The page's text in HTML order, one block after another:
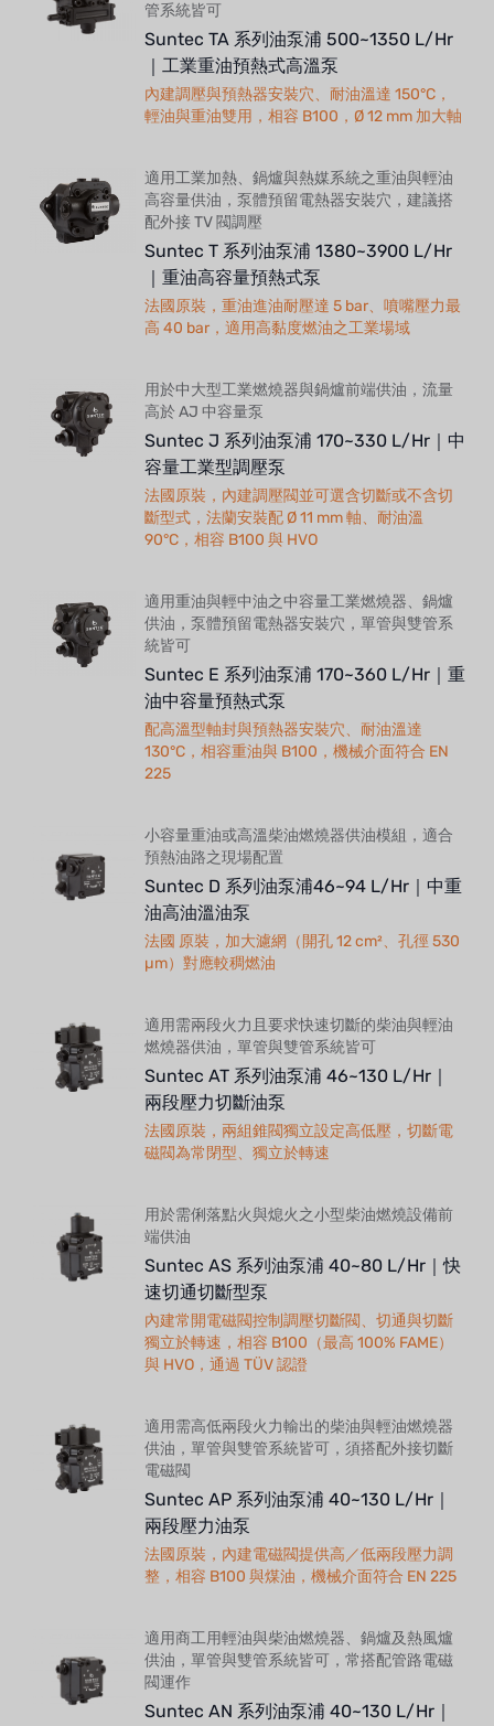
管系統皆可
Suntec TA 系列油泵浦 500~1350 L/Hr
｜工業重油預熱式高溫泵
內建調壓與預熱器安裝穴、耐油溫達 150°C，
輕油與重油雙用，相容 B100，Ø 12 mm 加大軸
適用工業加熱、鍋爐與熱媒系統之重油與輕油
高容量供油，泵體預留電熱器安裝穴，建議搭
配外接 TV 閥調壓
Suntec T 系列油泵浦 1380~3900 L/Hr
｜重油高容量預熱式泵
法國原裝，重油進油耐壓達 5 bar、噴嘴壓力最
高 40 bar，適用高黏度燃油之工業場域
用於中大型工業燃燒器與鍋爐前端供油，流量
高於 AJ 中容量泵
Suntec J 系列油泵浦 170~330 L/Hr｜中
容量工業型調壓泵
法國原裝，內建調壓閥並可選含切斷或不含切
斷型式，法蘭安裝配 Ø 11 mm 軸、耐油溫
90°C，相容 B100 與 HVO
適用重油與輕中油之中容量工業燃燒器、鍋爐
供油，泵體預留電熱器安裝穴，單管與雙管系
統皆可
Suntec E 系列油泵浦 170~360 L/Hr｜重
油中容量預熱式泵
配高溫型軸封與預熱器安裝穴、耐油溫達
130°C，相容重油與 B100，機械介面符合 EN
225
小容量重油或高溫柴油燃燒器供油模組，適合
預熱油路之現場配置
Suntec D 系列油泵浦46~94 L/Hr｜中重
油高油溫油泵
法國 原裝，加大濾網（開孔 12 cm²、孔徑 530
µm）對應較稠燃油
適用需兩段火力且要求快速切斷的柴油與輕油
燃燒器供油，單管與雙管系統皆可
Suntec AT 系列油泵浦 46~130 L/Hr｜
兩段壓力切斷油泵
法國原裝，兩組錐閥獨立設定高低壓，切斷電
磁閥為常閉型、獨立於轉速
用於需俐落點火與熄火之小型柴油燃燒設備前
端供油
Suntec AS 系列油泵浦 40~80 L/Hr｜快
速切通切斷型泵
內建常開電磁閥控制調壓切斷閥、切通與切斷
獨立於轉速，相容 B100（最高 100% FAME）
與 HVO，通過 TÜV 認證
適用需高低兩段火力輸出的柴油與輕油燃燒器
供油，單管與雙管系統皆可，須搭配外接切斷
電磁閥
Suntec AP 系列油泵浦 40~130 L/Hr｜
兩段壓力油泵
法國原裝，內建電磁閥提供高／低兩段壓力調
整，相容 B100 與煤油，機械介面符合 EN 225
適用商工用輕油與柴油燃燒器、鍋爐及熱風爐
供油，單管與雙管系統皆可，常搭配管路電磁
閥運作
Suntec AN 系列油泵浦 40~130 L/Hr｜